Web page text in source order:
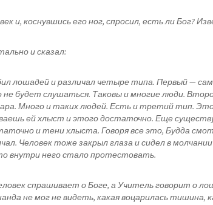
и, коснувшись его ног, спросил, есть ли Бог?
и сказал:
лошадей и различал четыре типа. Первый —
не будет слушаться. Таковы и многие люди.
Много и таких людей. Есть и третий тип.
ей хлыст и этого достаточно. Еще
и тени хлыста. Говоря все это, Будда
Человек тоже закрыл глаза и сидел в
внутри него стало протестовать.
спрашивает о Боге, а Учитель говорит о
не мог не видеть, какая воцарилась тишина,